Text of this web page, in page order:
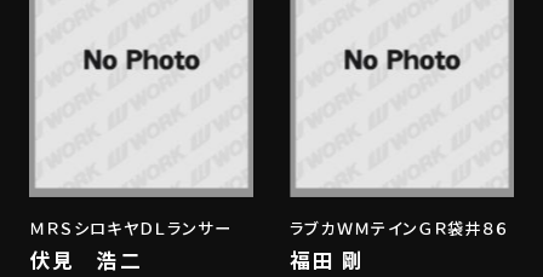
ＭＲＳシロキヤＤＬランサー
伏見 浩二
ラブカＷＭテインＧＲ袋井８６
福田 剛